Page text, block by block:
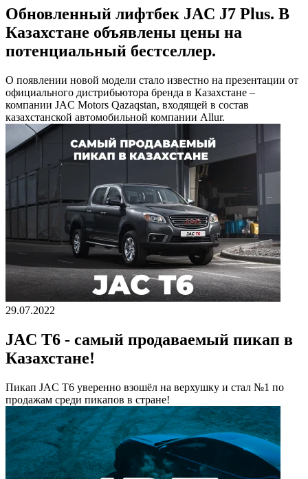
Обновленный лифтбек JAC J7 Plus. В
Казахстане объявлены цены на
потенциальный бестселлер.
О появлении новой модели стало известно на презентации от
официального дистрибьютора бренда в Казахстане –
компании JAC Motors Qazaqstan, входящей в состав
казахстанской автомобильной компании Allur.
29.07.2022
JAC T6 - самый продаваемый пикап в
Казахстане!
Пикап JAC T6 уверенно взошёл на верхушку и стал №1 по
продажам среди пикапов в стране!